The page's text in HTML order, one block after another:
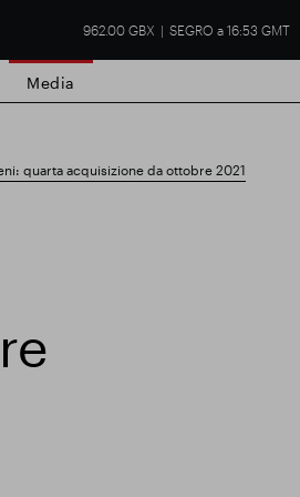
962.00 GBX SEGRO a 16:53 GMT
Media
quarta acquisizione da ottobre 2021